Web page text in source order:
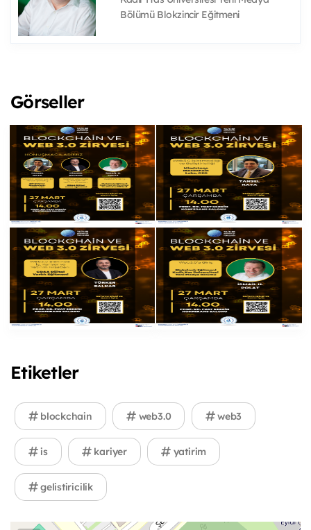
Bölümü Blokzincir Eğitmeni
Görseller
Etiketler
blockchain web3.0 web3
is kariyer yatirim
gelistiricilik